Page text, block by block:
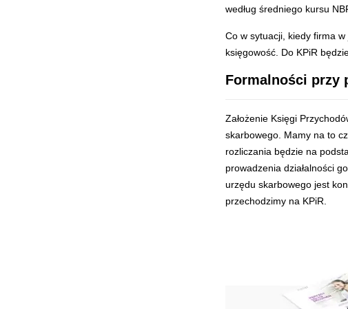
według średniego kursu
Co w sytuacji, kiedy firma
księgowość. Do KPiR
Formalności przy
Założenie Księgi
skarbowego. Mamy na to
rozliczania będzie na
prowadzenia działalności
urzędu skarbowego jest
przechodzimy na KPiR.